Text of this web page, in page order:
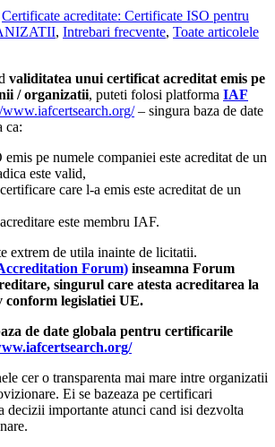
Certificate acreditate: Certificate ISO pentru
, Intrebari frecvente, Toate articolele
validitatea unui certificat acreditat emis pe
/ organizatii, puteti folosi platforma IAF
www.iafcertsearch.org/– singura baza de date
ca:
pe numele companiei este acreditat de un
este valid,
care l-a emis este acreditat de un
este membru IAF.
extrem de utila inainte de licitatii.
Forum) inseamna Forum
singurul care atesta acreditarea la
conform legislatiei UE.
de date globala pentru certificarile
cer o transparenta mai mare intre organizatii
Ei se bazeaza pe certificari
decizii importante atunci cand isi dezvolta